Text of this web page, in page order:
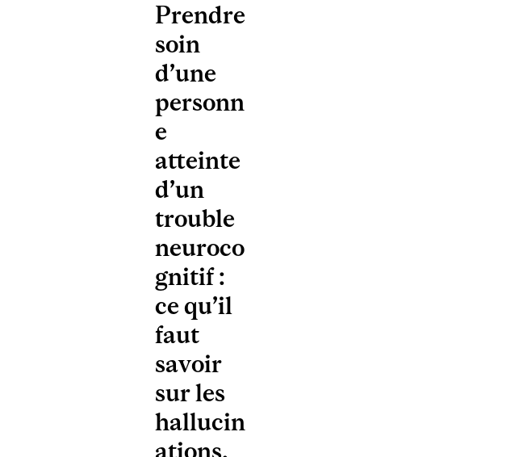
Prendre
soin
d’une
personn
e
atteinte
d’un
trouble
neuroco
gnitif :
ce qu’il
faut
savoir
sur les
hallucin
ations,